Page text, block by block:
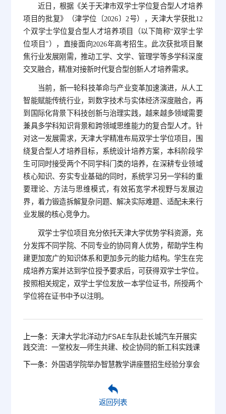
近日，根据《关于天津市双学士学位复合型人才培养
项目的批复》（津学位〔2026〕2号），天津大学获批12
个双学士学位复合型人才培养项目（以下简称“双学士学
位项目”），直接面向2026年高考招生。此次获批项目聚
焦行业发展刚需，推动工学、文学、管理学等多学科深度
交叉融合，精准对接新时代复合型创新人才培养需求。
当前，新一轮科技革命与产业变革加速演进，从人工
智能赋能传统行业，到数字技术与实体经济深度融合，再
到国际化背景下科技创新与治理实践，越来越多领域需要
兼具多学科知识背景和跨领域思维能力的复合型人才。针
对这一发展需求，天津大学精准布局双学士学位项目，围
绕复合型人才培养目标，系统设计培养方案，本科阶段学
生可同时接受两个不同学科门类的培养，在深耕专业领域
核心知识、夯实专业基础的同时，系统学习另一学科的重
要理论、方法与思维模式，有效拓宽学术视野与发展边
界，着力锻造拆解复杂问题、解决实际难题、适配未来行
业发展的核心竞争力。
双学士学位项目充分依托天津大学优势学科资源，充
分发挥不同学院、不同专业的协同育人优势，帮助学生构
建更加宽广的知识体系和更加多元的能力结构。学生在完
成培养方案并达到学位授予要求后，可获得双学士学位。
按照相关规定，双学士学位发放一本学位证书，所授两个
学位将在证书中予以注明。
上一条： 天津大学北洋动力FSAE车队赴长城汽车开展实
践交流：一堂校友—师生共建、校企协同的新工科实践课
下一条：外国语学院举办智慧教学讲座暨招生经验分享会
返回列表